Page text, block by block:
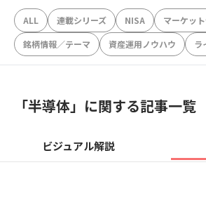
ALL 連載シリーズ NISA マーケッ
銘柄情報／テーマ
資産運用ノウハウ ラ
「半導体」に関する記事一覧
ビジュアル解説